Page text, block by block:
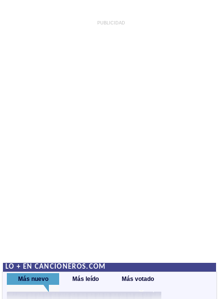
PUBLICIDAD
LO + EN CANCIONEROS.COM
Más nuevo Más leído Más votado